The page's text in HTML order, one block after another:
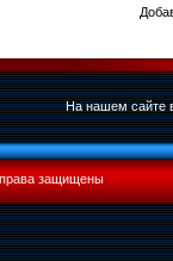
На нашем сайте
защищены